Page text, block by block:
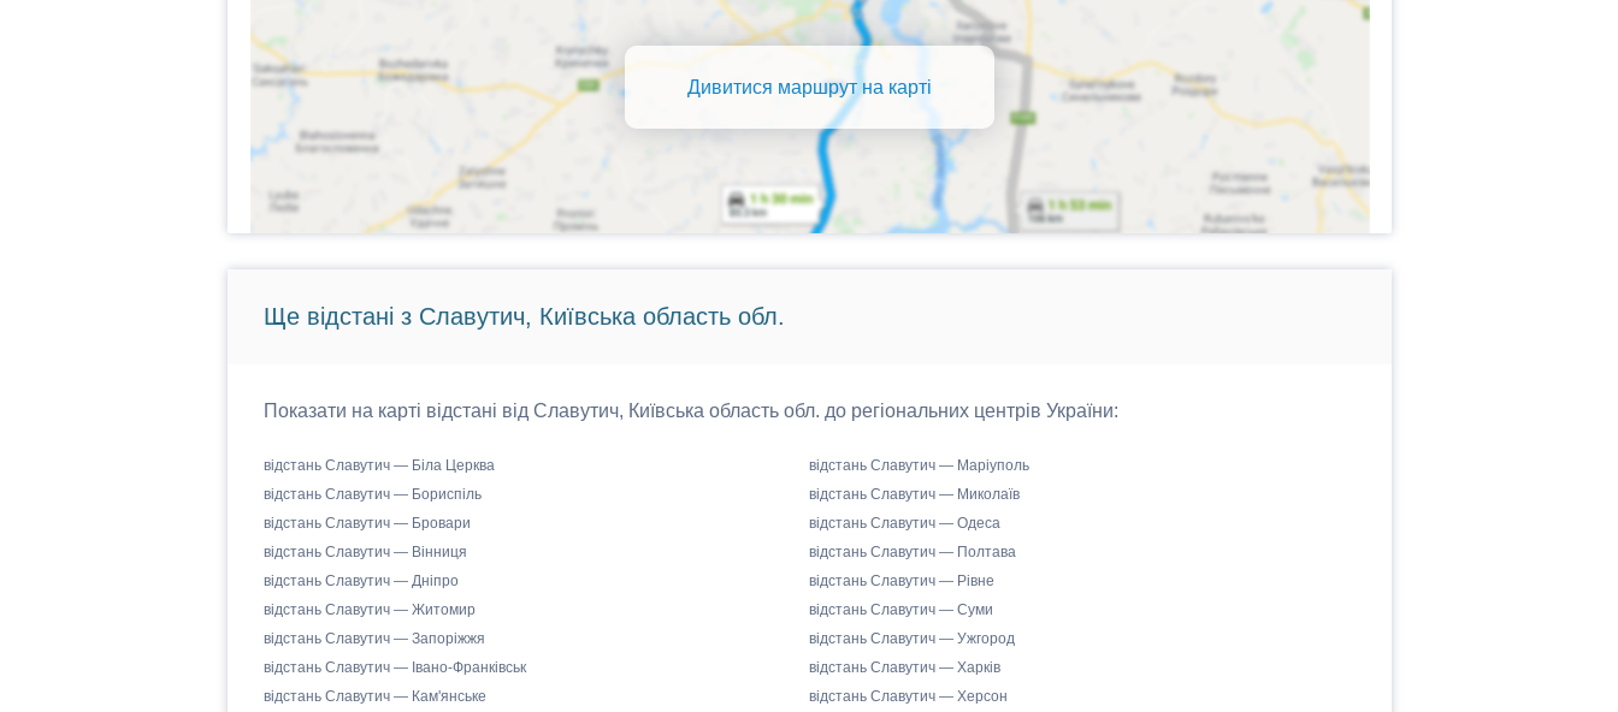
Дивитися маршрут на карті
Ще відстані з Славутич, Київська область обл.
Показати на карті відстані від Славутич, Київська область обл. до регіональних центрів України:
відстань Славутич — Біла Церква
відстань Славутич — Бориспіль
відстань Славутич — Бровари
відстань Славутич — Вінниця
відстань Славутич — Дніпро
відстань Славутич — Житомир
відстань Славутич — Запоріжжя
відстань Славутич — Івано-Франківськ
відстань Славутич — Кам'янське
відстань Славутич — Маріуполь
відстань Славутич — Миколаїв
відстань Славутич — Одеса
відстань Славутич — Полтава
відстань Славутич — Рівне
відстань Славутич — Суми
відстань Славутич — Ужгород
відстань Славутич — Харків
відстань Славутич — Херсон